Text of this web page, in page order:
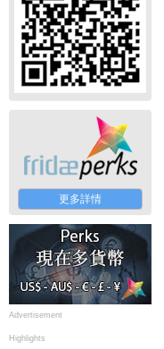
更多詳情
Advertisement
Highlights